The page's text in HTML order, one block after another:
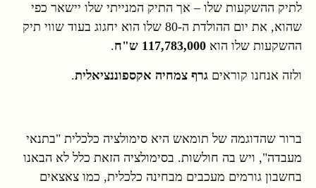
לתיק ההשקעות שלו – אך התיק המנייתי שלו יישאר כפי
שהוא, את יום ההולדת ה-80 שלו הוא יחגוג בעוד שווי תיק
ההשקעות שלו הוא 117,783,000 ש"ח .
ולזה אנחנו קוראים גרף צמחיה אקספוננציאלית.
ברור שהדוגמה של תומאש היא סימולציה כלכלית "בתנאי
מעבדה", ויש בה חולשות. בסימולציה הזאת כלל לא הבאנו
בחשבון גורמים מעכבים מבחינה כלכלית, כמו צאצאים